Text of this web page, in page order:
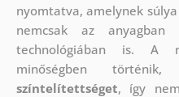
nyomtatva, amelynek
nemcsak az
technológiában is. A
minőségben
színtelítettséget, így